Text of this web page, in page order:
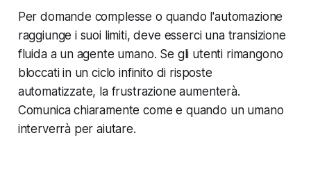
Per domande complesse o quando l'automazione
raggiunge i suoi limiti, deve esserci una transizione
fluida a un agente umano. Se gli utenti rimangono
bloccati in un ciclo infinito di risposte
automatizzate, la frustrazione aumenterà.
Comunica chiaramente come e quando un umano
interverrà per aiutare.